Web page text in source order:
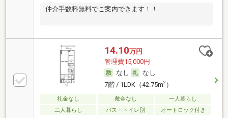
仲介手数料無料でご案内できます！！
14.10万円
管理費15,000円
なし
なし
7階 / 1LDK（42.75m2）
礼金なし 敷金なし
一人暮らし
二人暮らし
バス・トイレ別 オートロック付き